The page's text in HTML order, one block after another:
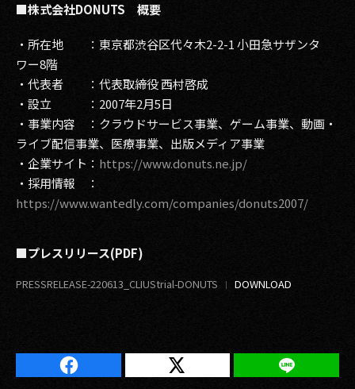
■株式会社DONUTS 概要
・所在地 ：東京都渋谷区代々木2-2-1 小田急サザンタ
ワー8階
・代表者 ：代表取締役 西村啓成
・設立 ：2007年2月5日
・事業内容 ：クラウドサービス事業、ゲーム事業、動画・
ライブ配信事業、医療事業、出版メディア事業
・企業サイト： https://www.donuts.ne.jp/
・採用情報 ：
https://www.wantedly.com/companies/donuts2007/
■プレスリリース(PDF)
PRESSRELEASE-220613_CLIUStrial-DONUTS